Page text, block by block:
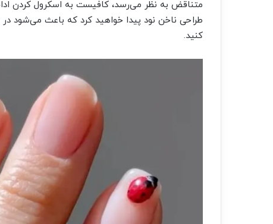
طراحی ناخن نود پیدا خواهید کرد که باعث می‌شود
کنید.